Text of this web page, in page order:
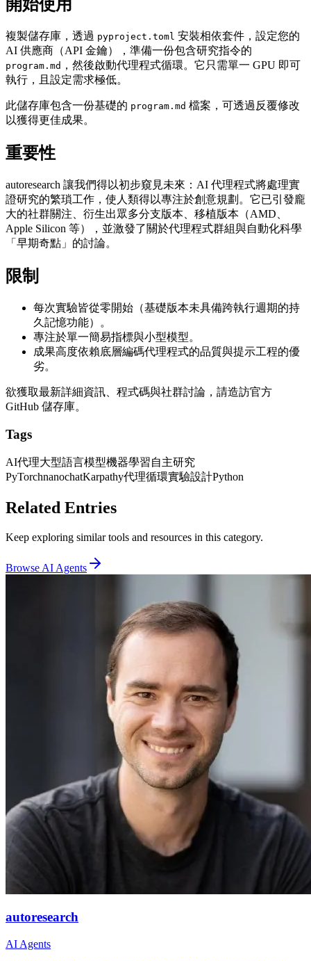
開始使用
複製儲存庫，透過 pyproject.toml 安裝相依套件，設定您的
AI 供應商（API 金鑰），準備一份包含研究指令的
program.md ，然後啟動代理程式循環。它只需單一 GPU 即可
執行，且設定需求極低。
此儲存庫包含一份基礎的 program.md 檔案，可透過反覆修改
以獲得更佳成果。
重要性
autoresearch 讓我們得以初步窺見未來：AI 代理程式將處理實
證研究的繁瑣工作，使人類得以專注於創意規劃。它已引發龐
大的社群關注、衍生出眾多分支版本、移植版本（AMD、
Apple Silicon 等），並激發了關於代理程式群組與自動化科學
「早期奇點」的討論。
限制
每次實驗皆從零開始（基礎版本未具備跨執行週期的持
久記憶功能）。
專注於單一簡易指標與小型模型。
成果高度依賴底層編碼代理程式的品質與提示工程的優
劣。
欲獲取最新詳細資訊、程式碼與社群討論，請造訪官方
GitHub 儲存庫。
Tags
AI代理大型語言模型機器學習自主研究
PyTorchnanochatKarpathy代理循環實驗設計Python
Related Entries
Keep exploring similar tools and resources in this category.
Browse AI Agents
autoresearch
AI Agents